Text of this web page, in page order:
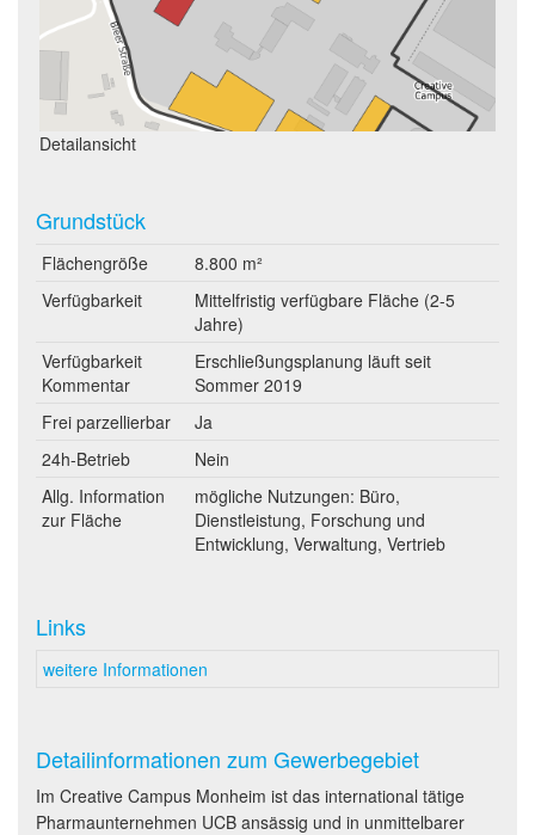
Detailansicht
Grundstück
Flächengröße
8.800 m²
Verfügbarkeit
Mittelfristig verfügbare Fläche (2-5
Jahre)
Verfügbarkeit
Kommentar
Erschließungsplanung läuft seit
Sommer 2019
Frei parzellierbar
Ja
24h-Betrieb
Nein
Allg. Information
zur Fläche
mögliche Nutzungen: Büro,
Dienstleistung, Forschung und
Entwicklung, Verwaltung, Vertrieb
Links
weitere Informationen
Detailinformationen zum Gewerbegebiet
Im Creative Campus Monheim ist das international tätige
Pharmaunternehmen UCB ansässig und in unmittelbarer